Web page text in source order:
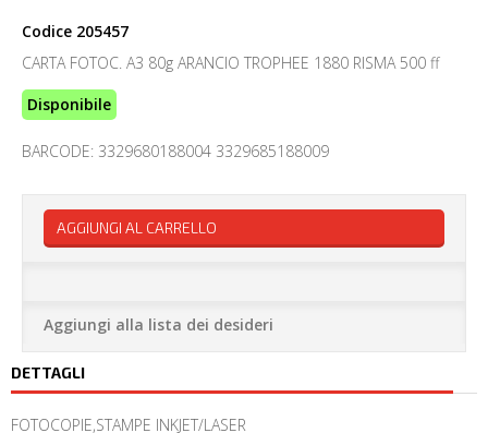
Codice 205457
CARTA FOTOC. A3 80g ARANCIO TROPHEE 1880 RISMA 500 ff
Disponibile
BARCODE: 3329680188004 3329685188009
AGGIUNGI AL CARRELLO
Aggiungi alla lista dei desideri
DETTAGLI
FOTOCOPIE,STAMPE INKJET/LASER